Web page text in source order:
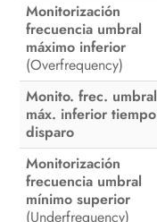
Monitorización
frecuencia umbral
máximo inferior
(Overfrequency)
Monito. frec. umbral
máx. inferior tiempo
disparo
Monitorización
frecuencia umbral
mínimo superior
(Underfrequency)